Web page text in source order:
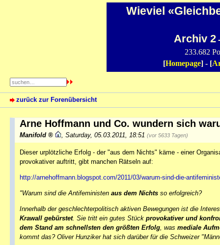
Wieviel
Archiv 2
233.682
[Homepage] - [
zurück zur Forenübersicht
Arne Hoffmann und Co. wundern sich
Manifold Saturday, 05.03.2011, 18:51 (vor 5633 Tagen)
Dieser urplötzliche Erfolg - der "aus dem Nichts" käme - einer
provokativer auftritt, gibt manchen Rätseln auf:
http://arnehoffmann.blogspot.com/2011/03/warum-sind-die-
"Warum sind die Antifeministen aus dem Nichts so erfolgreich?
Innerhalb der geschlechterpolitisch aktiven Bewegungen ist die
Krawall gebürstet. Sie tritt ein gutes Stück provokativer und
dem Stand am schnellsten den größten Erfolg, was mediale
kommt das? Oliver Hunziker hat sich darüber für die Schweizer